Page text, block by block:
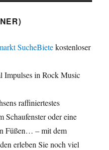
SucheBietekostenloser
Impulses in Rock Music
raffiniertestes
Schaufenster oder eine
Füßen… – mit dem
erleben Sie noch viel